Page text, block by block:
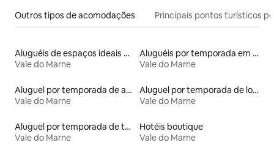
Outros tipos de acomodações Principais pontos turísticos
Aluguéis de espaços ideais para famílias
Vale do Marne
Aluguéis por temporada em albergue
Vale do Marne
Aluguel por temporada de apart-hotéis
Vale do Marne
Aluguel por temporada de lofts
Vale do Marne
Aluguel por temporada de townhouses
Vale do Marne
Hotéis boutique
Vale do Marne